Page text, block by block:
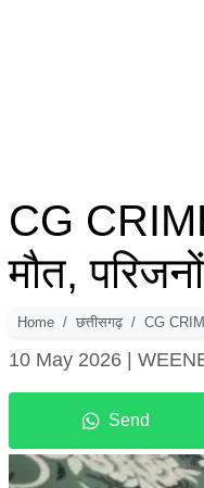
CG
मौत,
Home छत्तीसगढ़ CG
10 May 2026 |
Send